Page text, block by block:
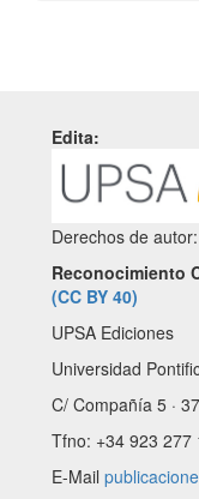
Edita:
Derechos de autor:
Reconocimiento
(CC BY 40)
UPSA Ediciones
Universidad
C/ Compañía 5 ·
Tfno: +34 923 277
E-Mail